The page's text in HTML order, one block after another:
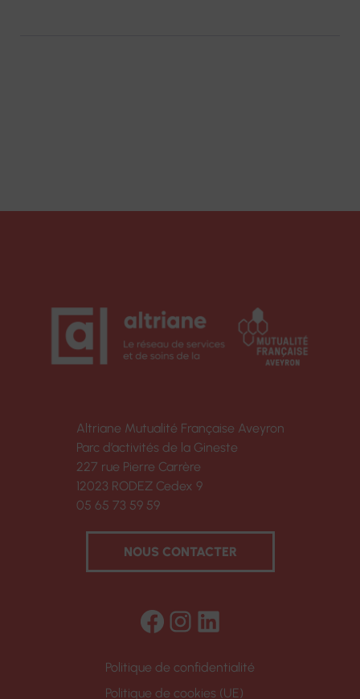
Altriane Mutualité Française Aveyron
Parc d’activités de la Gineste
227 rue Pierre Carrère
12023 RODEZ Cedex 9
05 65 73 59 59
NOUS CONTACTER
Facebook
Instagram
LinkedIn
Politique de confidentialité
Politique de cookies (UE)